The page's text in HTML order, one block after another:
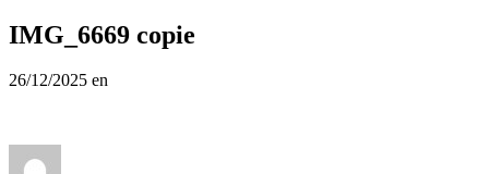
IMG_6669 copie
26/12/2025 en